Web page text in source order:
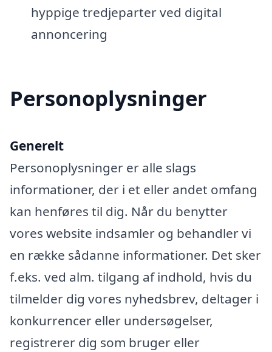
hyppige tredjeparter ved digital
annoncering
Personoplysninger
Generelt
Personoplysninger er alle slags
informationer, der i et eller andet omfang
kan henføres til dig. Når du benytter
vores website indsamler og behandler vi
en række sådanne informationer. Det sker
f.eks. ved alm. tilgang af indhold, hvis du
tilmelder dig vores nyhedsbrev, deltager i
konkurrencer eller undersøgelser,
registrerer dig som bruger eller